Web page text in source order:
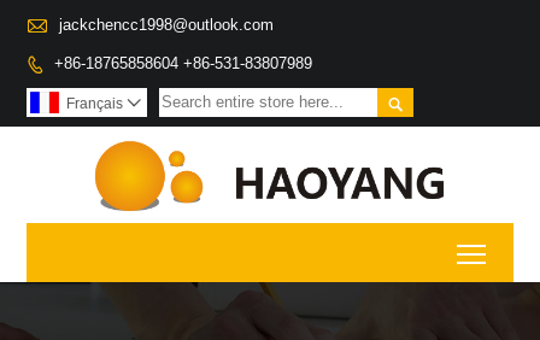
 jackchencc1998@outlook.com
 +86-18765858604 +86-531-83807989

Français 